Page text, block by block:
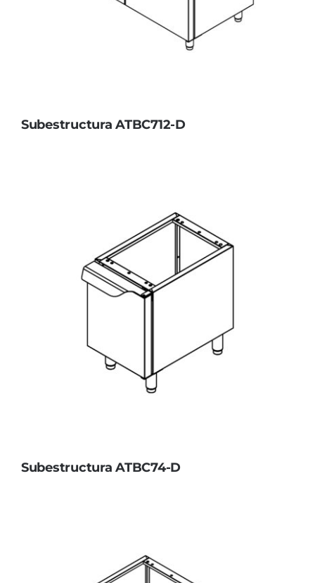
Subestructura ATBC712-D
Subestructura ATBC74-D